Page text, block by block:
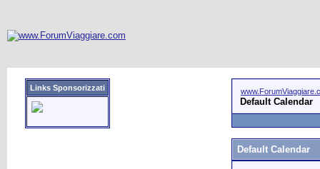
Links Sponsorizzati
Default Calendar
Default Calendar